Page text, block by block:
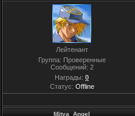
Лейтенант
Группа: Проверенные
Сообщений: 2
Награды: 0
Статус: Offline
Mitya_Angel